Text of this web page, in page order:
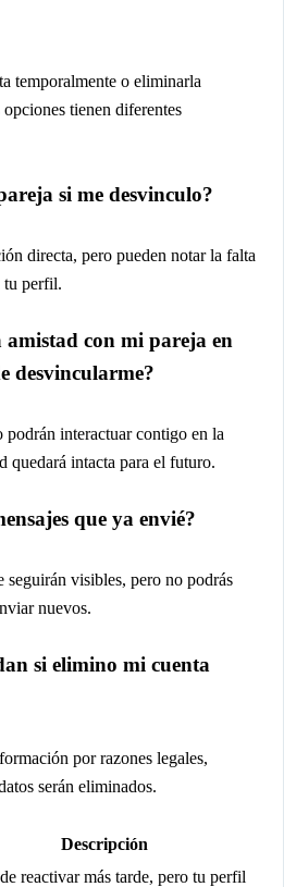
temporalmente o eliminarla
tienen diferentes
si me desvinculo?
directa, pero pueden notar la falta
tu perfil.
amistad con mi pareja en
desvincularme?
podrán interactuar contigo en la
quedará intacta para el futuro.
que ya envié?
seguirán visibles, pero no podrás
nuevos.
si elimino mi cuenta
por razones legales,
serán eliminados.
Descripción
reactivar más tarde, pero tu perfil